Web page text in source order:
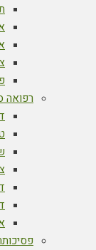
רפואה